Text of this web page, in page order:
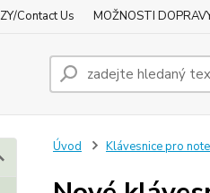
Contact Us MOŽNOSTI
Úvod Klávesnice pro